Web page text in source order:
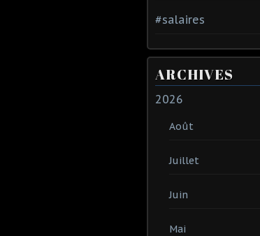
#salaires
ARCHIVES
2026
Août
Juillet
Juin
Mai